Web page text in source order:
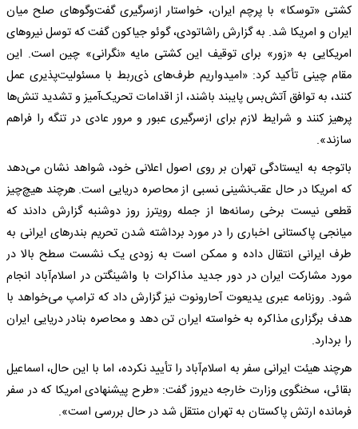
کشتی «توسکا» با پرچم ایران، خواستار ازسرگیری گفت‌و‌گو‌های صلح میان
ایران و امریکا شد. به گزارش راشاتودی، گوئو جیاکون گفت که توسل نیرو‌های
امریکایی به «زور» برای توقیف این کشتی مایه «نگرانی» چین است. این
مقام چینی تأکید کرد: «امیدواریم طرف‌های ذی‌ربط با مسئولیت‌پذیری عمل
کنند، به توافق آتش‌بس پایبند باشند، از اقدامات تحریک‌آمیز و تشدید تنش‌ها
پرهیز کنند و شرایط لازم برای ازسرگیری عبور و مرور عادی در تنگه را فراهم
سازند».
باتوجه به ایستادگی تهران بر روی اصول اعلانی خود، شواهد نشان می‌دهد
که امریکا در حال عقب‌نشینی نسبی از محاصره دریایی است. هرچند هیچ‌چیز
قطعی نیست برخی رسانه‌ها از جمله رویترز روز دوشنبه گزارش دادند که
میانجی پاکستانی اخباری را در مورد برداشته شدن تحریم بندر‌های ایرانی به
طرف ایرانی انتقال داده و ممکن است به زودی یک نشست سطح بالا در
مورد مشارکت ایران در دور جدید مذاکرات با واشینگتن در اسلام‌آباد انجام
شود. روزنامه عبری یدیعوت آحارونوت نیز گزارش داد که ترامپ می‌خواهد با
هدف برگزاری مذاکره به خواسته ایران تن دهد و محاصره بنادر دریایی ایران
را بردارد.
هرچند هیئت ایرانی سفر به اسلام‌آباد را تأیید نکرده، اما با این حال، اسماعیل
بقائی، سخنگوی وزارت خارجه دیروز گفت: «طرح پیشنهادی امریکا که در سفر
فرمانده ارتش پاکستان به تهران منتقل شد در حال بررسی است».